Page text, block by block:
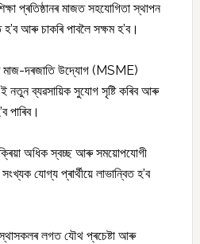
প্ৰতিষ্ঠানৰ মাজত সহযোগিতা স্থাপন
হ’ব আৰু চাকৰি পাবলৈ সক্ষম হ’ব।
মাজ-দৰজাতি উদ্যোগ (MSME)
নতুন ব্যৱসায়িক সুযোগ সৃষ্টি কৰিব আৰু
পাৰিব।
অধিক স্বচ্ছ আৰু সময়োপযোগী
যোগ্য প্ৰাৰ্থীয়ে লাভান্বিত হ’ব
লগত যৌথ প্ৰচেষ্টা আৰু